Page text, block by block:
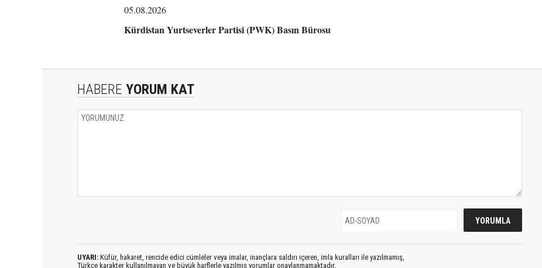
05.08.2026
Kürdistan Yurtseverler Partisi (PWK) Basın Bürosu
HABERE YORUM KAT
UYARI: Küfür, hakaret, rencide edici cümleler veya imalar, inançlara saldırı içeren, imla kuralları ile yazılmamış,
Türkçe karakter kullanılmayan ve büyük harflerle yazılmış yorumlar onaylanmamaktadır.